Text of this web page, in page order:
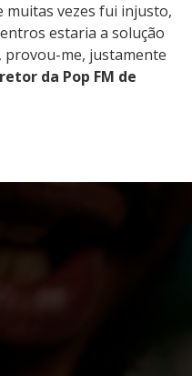
muitas vezes fui injusto,
estaria a solução
provou-me, justamente
da Pop FM de